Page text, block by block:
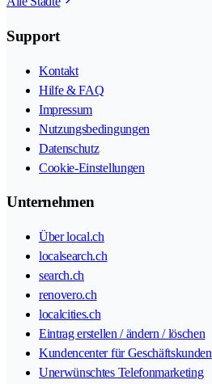
Support
Kontakt
Hilfe & FAQ
Impressum
Nutzungsbedingungen
Datenschutz
Cookie-Einstellungen
Unternehmen
Über local.ch
localsearch.ch
search.ch
renovero.ch
localcities.ch
Eintrag erstellen / ändern / löschen
Kundencenter für Geschäftskunden
Unerwünschtes Telefonmarketing